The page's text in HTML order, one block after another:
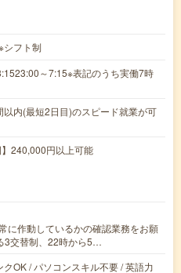
フト制
～7:15※表記のうち実働7時
内(最短2日目)のスピード就業が可
240,000円以上可能
に作動しているかの確認業務をお願
3交替制、22時から5…
クOK / パソコンスキル不要 / 英語力